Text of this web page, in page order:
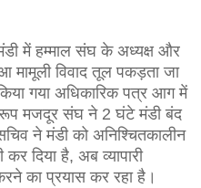
में हम्माल संघ के अध्यक्ष और
मामूली विवाद तूल पकड़ता जा
किया गया अधिकारिक पत्र आग में
मजदूर संघ ने 2 घंटे मंडी बंद
ने मंडी को अनिश्चितकालीन
दिया है, अब व्यापारी
का प्रयास कर रहा है।